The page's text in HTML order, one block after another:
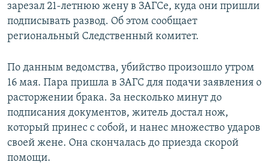
Все сайты РСЕ/РС
зарезал 21-летнюю жену в ЗАГСе, куда они пришли
подписывать развод. Об этом сообщает
региональный Следственный комитет.
По данным ведомства, убийство произошло утром
16 мая. Пара пришла в ЗАГС для подачи заявления о
расторжении брака. За несколько минут до
подписания документов, житель достал нож,
который принес с собой, и нанес множество ударов
своей жене. Она скончалась до приезда скорой
помощи.